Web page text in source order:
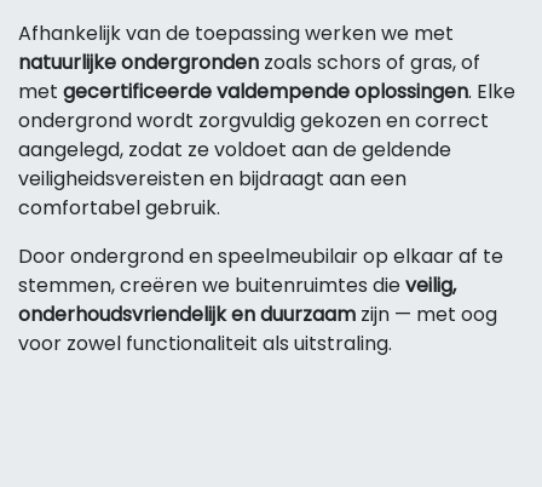
Afhankelijk van de toepassing werken we met
natuurlijke ondergronden zoals schors of gras, of
met gecertificeerde valdempende oplossingen. Elke
ondergrond wordt zorgvuldig gekozen en correct
aangelegd, zodat ze voldoet aan de geldende
veiligheidsvereisten en bijdraagt aan een
comfortabel gebruik.
Door ondergrond en speelmeubilair op elkaar af te
stemmen, creëren we buitenruimtes dieveilig,
onderhoudsvriendelijk en duurzaam zijn — met oog
voor zowel functionaliteit als uitstraling.